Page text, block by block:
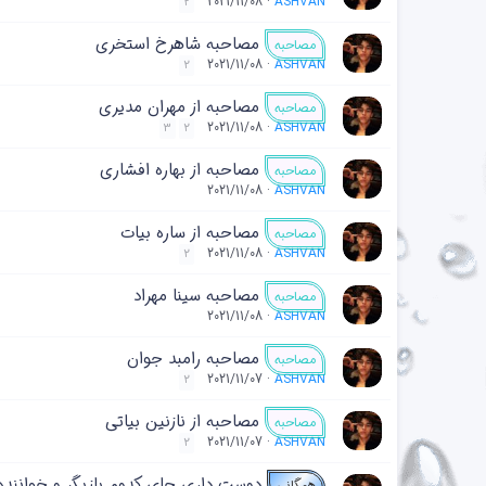
مصاحبه مصاحبه شاهرخ استخری
ASHVAN
2021/11/08
2
مصاحبه مصاحبه از مهران مدیری
ASHVAN
2021/11/08
2
3
مصاحبه مصاحبه از بهاره افشاری
ASHVAN
2021/11/08
مصاحبه مصاحبه از ساره بیات
ASHVAN
2021/11/08
2
مصاحبه مصاحبه سینا مهراد
ASHVAN
2021/11/08
مصاحبه مصاحبه رامبد جوان
ASHVAN
2021/11/07
2
مصاحبه مصاحبه از نازنین بیاتی
ASHVAN
2021/11/07
2